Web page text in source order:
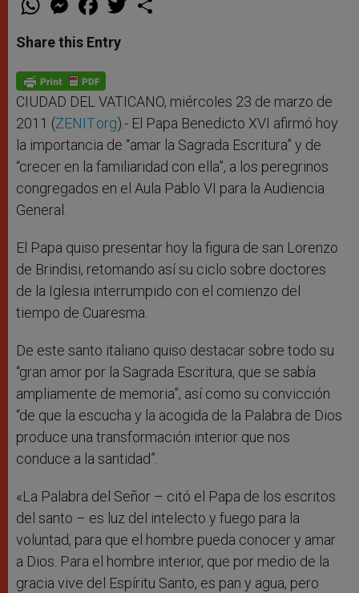
t
s
p
p
e
s
e
g
e
r
a
e
b
o
k
w
Share this Entry
CIUDAD DEL VATICANO, miércoles 23 de marzo de
2011 (ZENIT.org).- El Papa Benedicto XVI afirmó hoy
la importancia de “amar la Sagrada Escritura” y de
“crecer en la familiaridad con ella”, a los peregrinos
congregados en el Aula Pablo VI para la Audiencia
General.
El Papa quiso presentar hoy la figura de san Lorenzo
de Brindisi, retomando así su ciclo sobre doctores
de la Iglesia interrumpido con el comienzo del
tiempo de Cuaresma.
De este santo italiano quiso destacar sobre todo su
“gran amor por la Sagrada Escritura, que se sabía
ampliamente de memoria”, así como su convicción
“de que la escucha y la acogida de la Palabra de Dios
produce una transformación interior que nos
conduce a la santidad”.
«La Palabra del Señor – citó el Papa de los escritos
del santo – es luz del intelecto y fuego para la
voluntad, para que el hombre pueda conocer y amar
a Dios. Para el hombre interior, que por medio de la
gracia vive del Espíritu Santo, es pan y agua, pero